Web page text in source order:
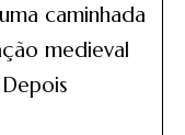
caminhada
medieval